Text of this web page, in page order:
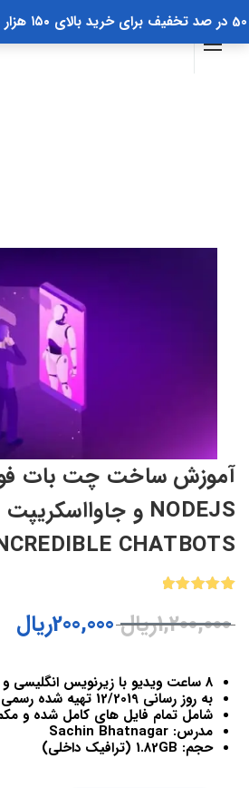
50 در صد تخفیف برای خرید بالای ۱۵۰ هزار تومان با کد off50
آموزش ساخت چت بات فوق
CHATBOTS
از 5
در
1,200,000ریال 200,000ریال
8 ساعت ویدیو با زیرنویس انگلیسی و کیفیت 1080
به روز رسانی 12/2019 تهیه شده رسمی یودمی ایران
شامل تمام فایل های کامل شده و
مدرس: Sachin Bhatnagar
حجم: 1.82GB (ترافیک داخلی)